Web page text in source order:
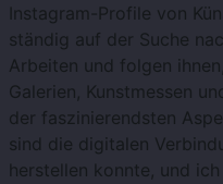
Instagram-Profile von
ständig auf der Suche
Arbeiten und folgen
Galerien, Kunstmessen
der faszinierendsten
sind die digitalen
herstellen konnte, und